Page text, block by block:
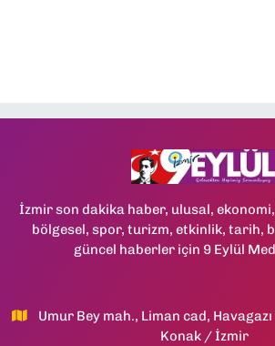
İzmir son dakika haber, ulusal,
bölgesel, spor, turizm, etkinlik, tarih,
güncel haberler için 9 Eylül
Umur Bey mah., Liman cad,
Konak / İzmir